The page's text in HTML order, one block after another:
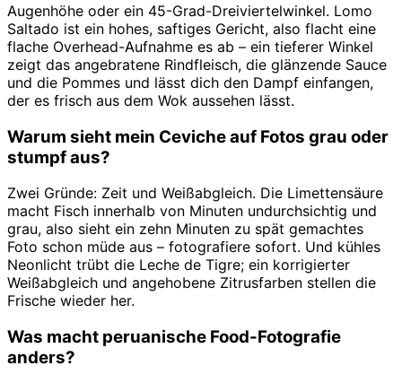
Augenhöhe oder ein 45-Grad-Dreiviertelwinkel. Lomo
Saltado ist ein hohes, saftiges Gericht, also flacht eine
flache Overhead-Aufnahme es ab – ein tieferer Winkel
zeigt das angebratene Rindfleisch, die glänzende Sauce
und die Pommes und lässt dich den Dampf einfangen,
der es frisch aus dem Wok aussehen lässt.
Warum sieht mein Ceviche auf Fotos grau oder
stumpf aus?
Zwei Gründe: Zeit und Weißabgleich. Die Limettensäure
macht Fisch innerhalb von Minuten undurchsichtig und
grau, also sieht ein zehn Minuten zu spät gemachtes
Foto schon müde aus – fotografiere sofort. Und kühles
Neonlicht trübt die Leche de Tigre; ein korrigierter
Weißabgleich und angehobene Zitrusfarben stellen die
Frische wieder her.
Was macht peruanische Food-Fotografie
anders?